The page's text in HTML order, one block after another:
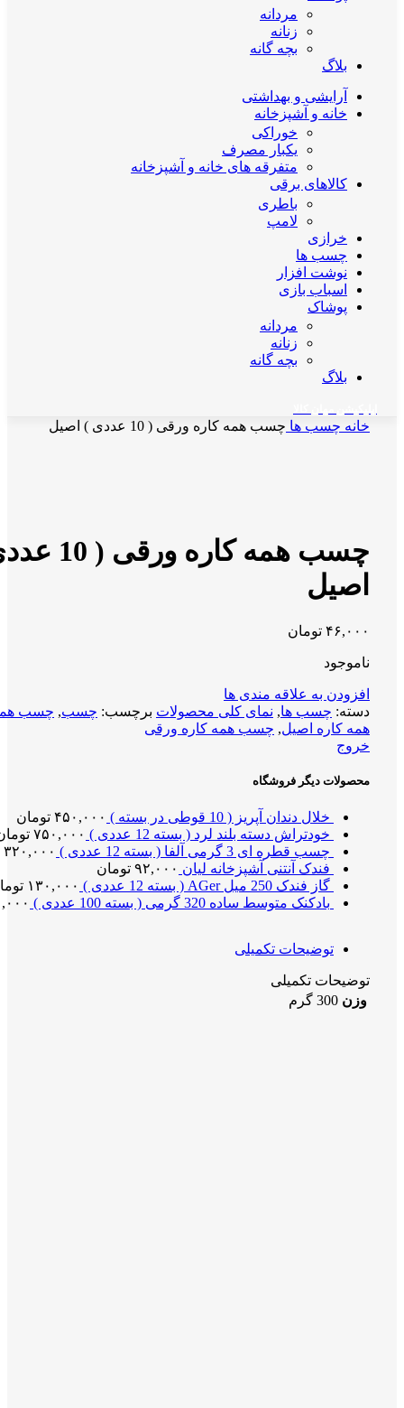
مردانه
زنانه
بچه گانه
بلاگ
آرایشی و بهداشتی
خانه و آشپزخانه
خوراکی
یکبار مصرف
متفرقه های خانه و آشپزخانه
کالاهای برقی
باطری
لامپ
خرازی
چسب ها
نوشت افزار
اسباب بازی
پوشاک
مردانه
زنانه
بچه گانه
بلاگ
خانه چسب ها چسب همه کاره ورقی ( 10 عددی ) اصیل
چسب همه کاره
اصیل
۴۶,۰۰۰ تومان
ناموجود
افزودن به علاقه مندی ها
دسته: چسب ها, نمای کلی محصولات برچسب: چسب, چسب
همه کاره اصیل, چسب همه کاره ورقی
خروج
محصولات دیگر فروشگاه
خلال دندان آپریز ( 10 قوطی در بسته ) ۴۵۰,۰۰۰ تومان
خودتراش دسته بلند لرد ( بسته 12 عددی )
۷۵۰,۰۰۰
چسب قطره ای 3 گرمی آلفا ( بسته 12 عددی )
۳۲۰,۰۰۰
فندک آنتنی آشپزخانه لیان ۹۲,۰۰۰ تومان
گاز فندک 250 میل AGer ( بسته 12 عددی )
۱۳۰,۰۰۰
بادکنک متوسط ساده 320 گرمی ( بسته 100 عددی )
توضیحات تکمیلی
توضیحات تکمیلی
وزن 300 گرم